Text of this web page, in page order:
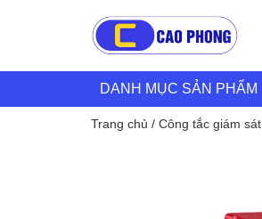
DANH MỤC SẢN PHẨM
Trang chủ / Công tắc giám sát